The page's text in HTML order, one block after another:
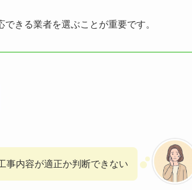
きる業者を選ぶことが重要です。
事内容が適正か判断できない